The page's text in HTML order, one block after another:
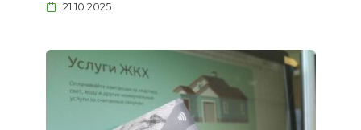
21.10.2025